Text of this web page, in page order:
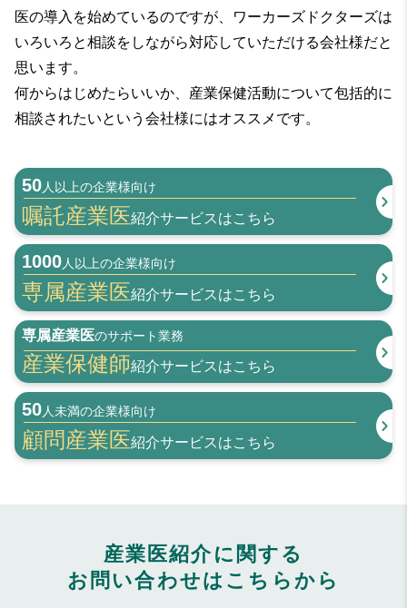
医の導入を始めているのですが、ワーカーズドクターズは
いろいろと相談をしながら対応していただける会社様だと
思います。
何からはじめたらいいか、産業保健活動について包括的に
相談されたいという会社様にはオススメです。
50人以上の企業様向け
嘱託産業医紹介サービスはこちら
1000人以上の企業様向け
専属産業医紹介サービスはこちら
専属産業医のサポート業務
産業保健師紹介サービスはこちら
50人未満の企業様向け
顧問産業医紹介サービスはこちら
産業医紹介に関する
お問い合わせはこちらから